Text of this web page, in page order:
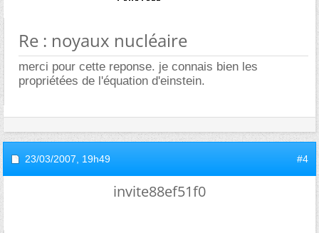
Re : noyaux nucléaire
merci pour cette reponse. je connais bien les
propriétées de l'équation d'einstein.
23/03/2007, 19h49 #4
invite88ef51f0